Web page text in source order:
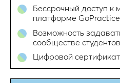
Бессрочный доступ к
платформе GoPractice
Возможность
сообществе
Цифровой сертификат